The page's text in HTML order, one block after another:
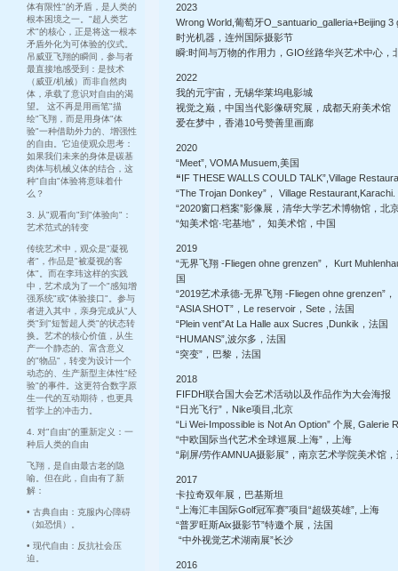
体有限性"的矛盾，是人类的
根本困境之一。"超人类艺
术"的核心，正是将这一根本
矛盾外化为可体验的仪式。
吊威亚飞翔的瞬间，参与者
最直接地感受到：是技术
（威亚/机械）而非自然肉
体，承载了意识对自由的渴
望。 这不再是用画笔"描
绘"飞翔，而是用身体"体
验"一种借助外力的、增强性
的自由。它迫使观众思考：
如果我们未来的身体是碳基
肉体与机械义体的结合，这
种"自由"体验将意味着什
么？
3. 从"观看向"到"体验向"：
艺术范式的转变
传统艺术中，观众是"凝视
者"，作品是"被凝视的客
体"。而在李玮这样的实践
中，艺术成为了一个"感知增
强系统"或"体验接口"。参与
者进入其中，亲身完成从"人
类"到"短暂超人类"的状态转
换。艺术的核心价值，从生
产一个静态的、富含意义
的"物品"，转变为设计一个
动态的、生产新型主体性"经
验"的事件。这更符合数字原
生一代的互动期待，也更具
哲学上的冲击力。
4. 对"自由"的重新定义：一
种后人类的自由
飞翔，是自由最古老的隐
喻。但在此，自由有了新
解：
• 古典自由：克服内心障碍
（如恐惧）。
• 现代自由：反抗社会压
迫。
2023
Wrong World,葡萄牙O_santuario_galleria+Beijing 3
时光机器，连州国际摄影节
瞬:时间与万物的作用力，GIO丝路华兴艺术中心，
2022
我的元宇宙，无锡华莱坞电影城
视觉之巅，中国当代影像研究展，成都天府美术馆
爱在梦中，香港10号赞善里画廊
2020
“Meet”, VOMA Musuem,美国
“IF THESE WALLS COULD TALK”,Village
“The Trojan Donkey”， Village Restaurant,Karachi.
“2020窗口档案”影像展，清华大学艺术博物馆，北
“知美术馆·宅基地”， 知美术馆，中国
2019
“无界飞翔 -Fliegen ohne grenzen”， Kurt
国
“2019艺术承德-无界飞翔 -Fliegen ohne grenzen”
“ASIA SHOT”，Le reservoir，Sete，法国
“Plein vent”At La Halle aux Sucres ,Dunkik，法国
“HUMANS”,波尔多，法国
“突变”，巴黎，法国
2018
FIFDH联合国大会艺术活动以及作品作为大会海报
“日光飞行”，Nike项目,北京
“Li Wei-Impossible is Not An Option” 个展, Galerie
“中欧国际当代艺术全球巡展.上海”，上海
“刷屏/劳作AMNUA摄影展”，南京艺术学院美术馆
2017
卡拉奇双年展，巴基斯坦
“上海汇丰国际Golf冠军赛”项目“超级英雄”, 上海
“普罗旺斯Aix摄影节”特邀个展，法国
“中外视觉艺术湖南展”长沙
2016